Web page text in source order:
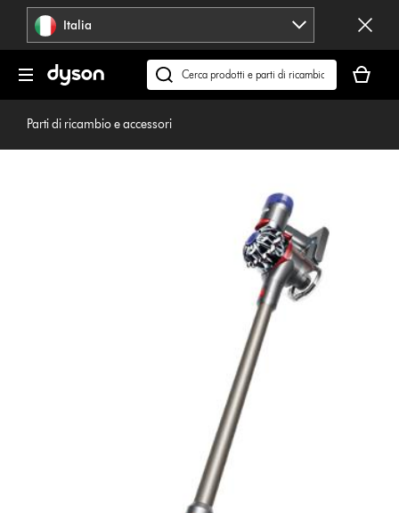
navigazione Italia
Cerca
su
dyson.it
carrello
è
Parti di ricambio e accessori